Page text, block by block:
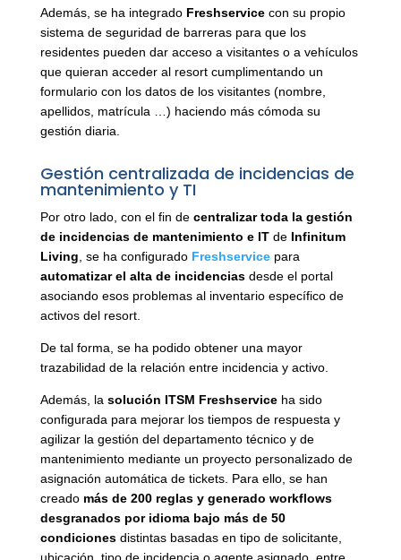
Además, se ha integrado Freshservicecon su propio
sistema de seguridad de barreras para que los
residentes pueden dar acceso a visitantes o a vehículos
que quieran acceder al resort cumplimentando un
formulario con los datos de los visitantes (nombre,
apellidos, matrícula …) haciendo más cómoda su
gestión diaria.
Gestión centralizada de incidencias de
mantenimiento y TI
Por otro lado, con el fin de centralizar toda la gestión
de incidencias de mantenimiento e ITde Infinitum
Living , se ha configurado Freshservicepara
automatizar el alta de incidenciasdesde el portal
asociando esos problemas al inventario específico de
activos del resort.
De tal forma, se ha podido obtener una mayor
trazabilidad de la relación entre incidencia y activo.
Además, la solución ITSM Freshservice ha sido
configurada para mejorar los tiempos de respuesta y
agilizar la gestión del departamento técnico y de
mantenimiento mediante un proyecto personalizado de
asignación automática de tickets. Para ello, se han
creado más de 200 reglas y generado workflows
desgranados por idioma bajo más de 50
condicionesdistintas basadas en tipo de solicitante,